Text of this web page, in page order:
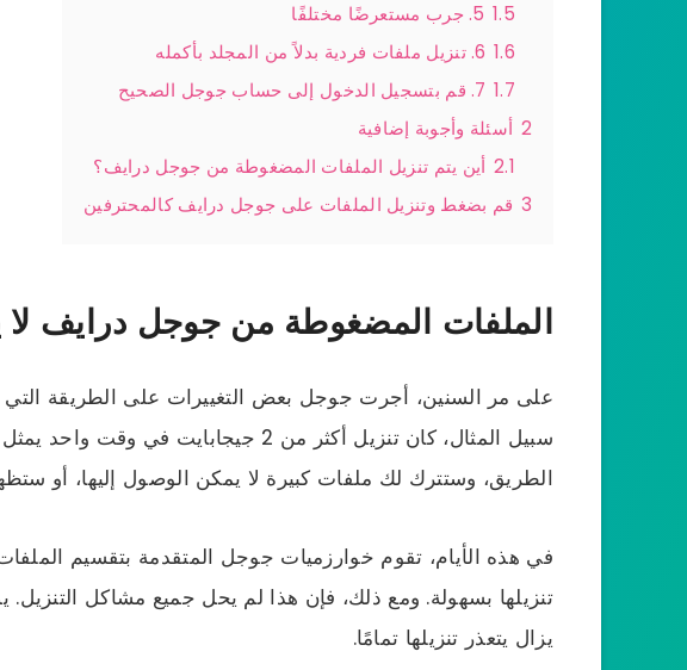
1.5 5. جرب مستعرضًا مختلفًا
1.6 6. تنزيل ملفات فردية بدلاً من المجلد بأكمله
1.7 7. قم بتسجيل الدخول إلى حساب جوجل الصحيح
2 أسئلة وأجوبة إضافية
2.1 أين يتم تنزيل الملفات المضغوطة من جوجل درايف؟
3 قم بضغط وتنزيل الملفات على جوجل درايف كالمحترفين
الملفات المضغوطة من جوجل درايف لا
على مر السنين، أجرت جوجل بعض التغييرات على الطريقة التي
سبيل المثال، كان تنزيل أكثر من 2
الطريق، وستترك لك ملفات كبيرة لا يمكن الوصول إليها، أو
في هذه الأيام، تقوم خوارزميات جوجل المتقدمة بتقسيم
تنزيلها بسهولة. ومع ذلك، فإن هذا لم يحل جميع مشاكل
يزال يتعذر تنزيلها تمامًا.